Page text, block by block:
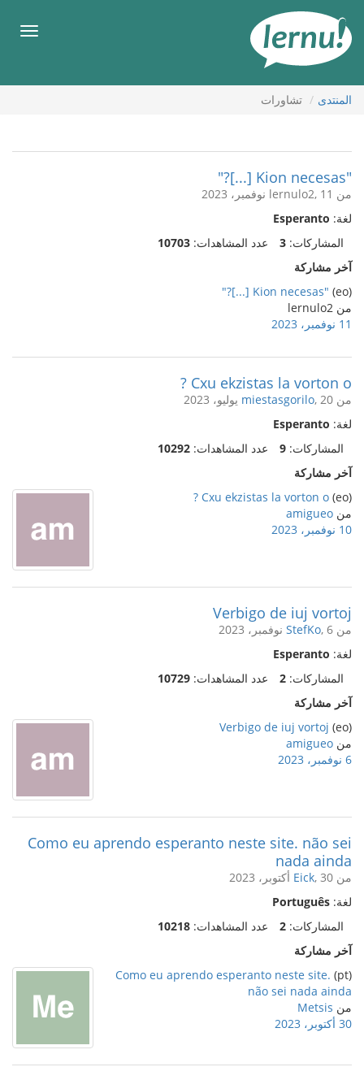
المحتويات
قائمة
المنتدى تشاورات
"Kion necesas [...]?"
من lernulo2, 11 نوفمبر، 2023
لغة: Esperanto
المشاركات: 3 عدد المشاهدات: 10703
آخر مشاركة
(eo)
"Kion necesas [...]?"
من lernulo2
11 نوفمبر، 2023
Cxu ekzistas la vorton o ?
من miestasgorilo, 20 يوليو، 2023
لغة: Esperanto
المشاركات: 9 عدد المشاهدات: 10292
آخر مشاركة
(eo)
Cxu ekzistas la vorton o ?
من amigueo
10 نوفمبر، 2023
Verbigo de iuj vortoj
من StefKo, 6 نوفمبر، 2023
لغة: Esperanto
المشاركات: 2 عدد المشاهدات: 10729
آخر مشاركة
(eo)
Verbigo de iuj vortoj
من amigueo
6 نوفمبر، 2023
Como eu aprendo esperanto neste site. não sei
nada ainda
من Eick, 30 أكتوبر، 2023
لغة: Português
المشاركات: 2 عدد المشاهدات: 10218
آخر مشاركة
(pt)
Como eu aprendo esperanto neste site.
não sei nada ainda
من Metsis
30 أكتوبر، 2023